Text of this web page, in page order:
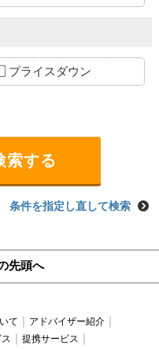
プライスダウン
条件を指定し直して検索
先頭へ
て
アドバイザー紹介
提携サービス